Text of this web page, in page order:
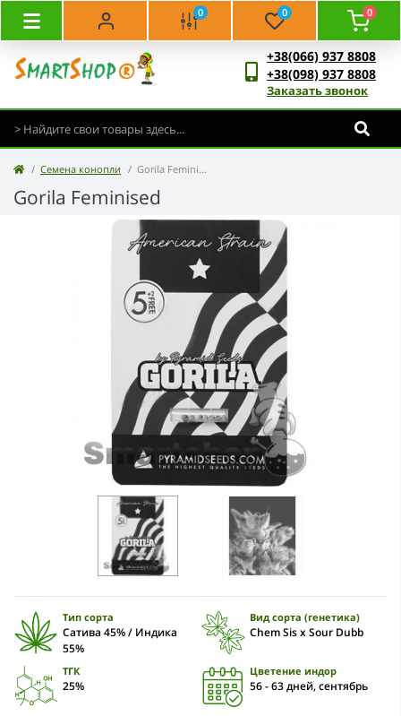
0 0 0
+38(066) 937 8808
+38(098) 937 8808
Заказать звонок
Семена конопли Gorila Feminised
Gorila Feminised
Тип сорта
Сатива 45% / Индика
55%
Вид сорта (генетика)
Chem Sis x Sour Dubb
ТГК
25%
Цветение индор
56 - 63 дней, сентябрь